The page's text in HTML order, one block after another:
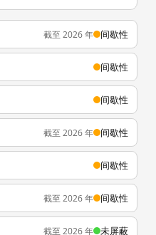
截至 2026 年 间歇性
间歇性
间歇性
截至 2026 年 间歇性
间歇性
截至 2026 年 间歇性
截至 2026 年 未屏蔽